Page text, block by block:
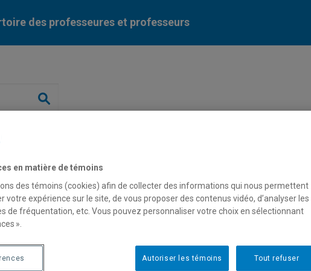
des professeures et professeurs
Richer
en matière de témoins
des témoins (cookies) afin de collecter des informations qui nous permettent
votre expérience sur le site, de vous proposer des contenus vidéo, d’analyser les
de fréquentation, etc. Vous pouvez personnaliser votre choix en sélectionnant
».
Tout refuser
Autoriser les témoins